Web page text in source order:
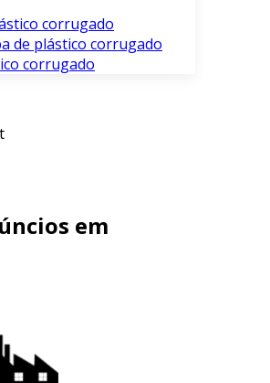
corrugado
de plástico corrugado
corrugado
em